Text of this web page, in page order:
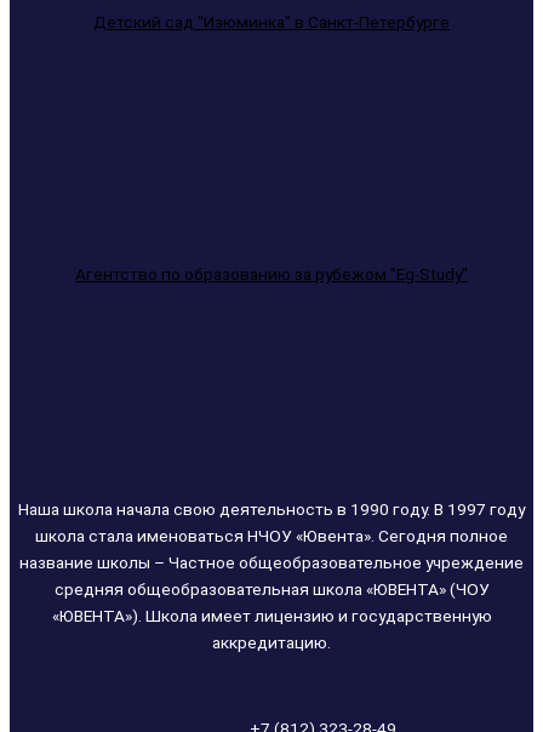
Детский сад "Изюминка" в Санкт-Петербурге
Агентство по образованию за рубежом "Eg-Study"
Наша школа начала свою деятельность в 1990 году. В 1997 году
школа стала именоваться НЧОУ «Ювента». Сегодня полное
название школы – Частное общеобразовательное учреждение
средняя общеобразовательная школа «ЮВЕНТА» (ЧОУ
«ЮВЕНТА»). Школа имеет лицензию и государственную
аккредитацию.
+7 (812) 323-28-49